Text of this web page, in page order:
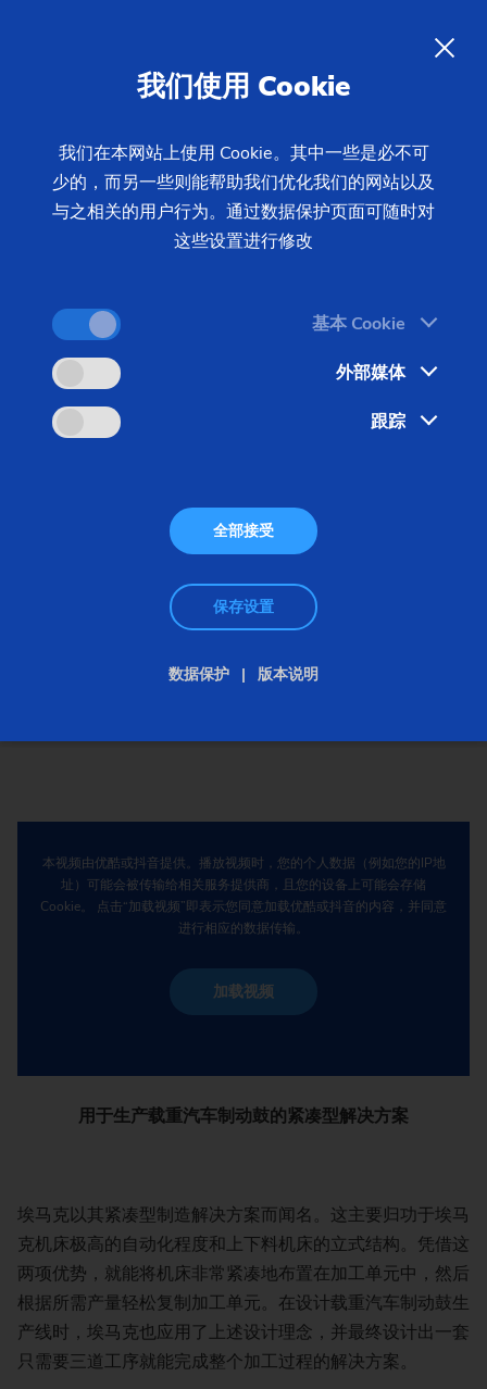
载重汽车的制造解决方案： 埃马
克展示适合商用车领域大型制动
鼓的紧凑型制造解决方案
载重汽车是全球货运中使用最为广泛的运输方式。在
一年，德国载重汽车运输货物的总重量就超过 32 亿
吨；美国同年的载重汽车运输量达到 118 亿吨，是
德国的四倍之多——而且这一数字还在世界范围内呈
上升趋势。很明显，尽管受到来自铁路运输、水运和
而带来的影响，因此一直在寻找一种适合这一领域的
高效、可靠的制造解决方案。所以，当一家领先制造
商询问埃马克公司是否可以利用其在汽车行业中积累
的专业知识和经验制造载重汽车所需的制动鼓时，埃
本视频由优酷或抖音提供。播放视频时，您的个人数据（例如您的IP地
址）可能会被传输给相关服务提供商，且您的设备上可能会存储
Cookie。 点击“加载视频”即表示您同意加载优酷或抖音的内容，并同意
进行相应的数据传输。
加载视频
用于生产载重汽车制动鼓的紧凑型解决方案
埃马克以其紧凑型制造解决方案而闻名。这主要归功于埃马
克机床极高的自动化程度和上下料机床的立式结构。凭借这
两项优势，就能将机床非常紧凑地布置在加工单元中，然后
根据所需产量轻松复制加工单元。在设计载重汽车制动鼓生
产线时，埃马克也应用了上述设计理念，并最终设计出一套
只需要三道工序就能完成整个加工过程的解决方案。
我们使用 Cookie
我们在本网站上使用 Cookie。其中一些是必不可
少的，而另一些则能帮助我们优化我们的网站以及
与之相关的用户行为。通过数据保护页面可随时对
这些设置进行修改
基本 Cookie
外部媒体
跟踪
全部接受
保存设置
数据保护 版本说明